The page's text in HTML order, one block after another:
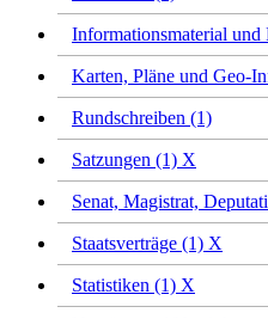
Informationsmaterial und
Karten, Pläne und Geo-
Rundschreiben (1)
Satzungen (1) X
Senat, Magistrat,
Staatsverträge (1) X
Statistiken (1) X